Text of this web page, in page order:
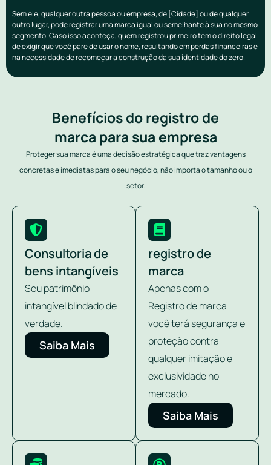
Sem ele, qualquer outra pessoa ou empresa, de [Cidade] ou de qualquer
outro lugar, pode registrar uma marca igual ou semelhante à sua no mesmo
segmento. Caso isso aconteça, quem registrou primeiro tem o direito legal
de exigir que você pare de usar o nome, resultando em perdas financeiras e
na necessidade de recomeçar a construção da sua identidade do zero.
Benefícios do registro de
marca para sua empresa
Proteger sua marca é uma decisão estratégica que traz vantagens
concretas e imediatas para o seu negócio, não importa o tamanho ou o
setor.
Consultoria de
bens intangíveis
Seu patrimônio
intangível blindado de
verdade.
Saiba Mais
registro de
marca
Apenas com o
Registro de marca
você terá segurança e
proteção contra
qualquer imitação e
exclusividade no
mercado.
Saiba Mais